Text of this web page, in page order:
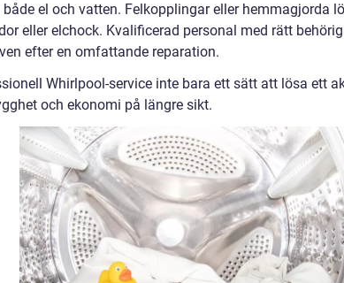
el och vatten. Felkopplingar eller hemmagjorda
eller elchock. Kvalificerad personal med rätt
efter en omfattande reparation.
Whirlpool-service inte bara ett sätt att lösa ett
och ekonomi på längre sikt.